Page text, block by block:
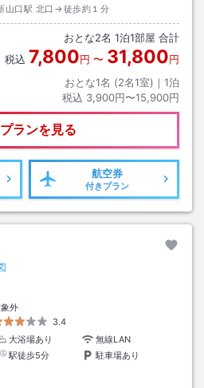
山口駅 北口→徒歩約１分
おとな2名 1泊1部屋 合計
税込 7,800円 〜 31,800円
おとな1名 (2名1室)｜ 1泊
税込 3,900円〜15,900円
ランを見る
航空券
付きプラン
外
3.4
大浴場あり
無線LAN
駅徒歩5分
駐車場あり